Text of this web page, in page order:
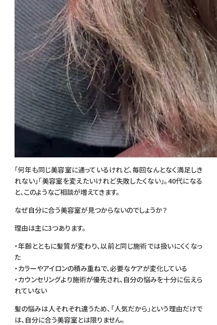
「何年も同じ美容室に通っているけれど、毎回なんとなく満足しき
れない」「美容室を変えたいけれど失敗したくない」。40代になる
と、このようなご相談が増えてきます。
なぜ自分に合う美容室が見つからないのでしょうか？
理由は主に3つあります。
・年齢とともに髪質が変わり、以前と同じ施術では扱いにくくなっ
た
・カラーやアイロンの積み重ねで、必要なケアが変化している
・カウンセリングより施術が優先され、自分の悩みを十分に伝えら
れていない
髪の悩みは人それぞれ違うため、「人気だから」という理由だけで
は、自分に合う美容室とは限りません。